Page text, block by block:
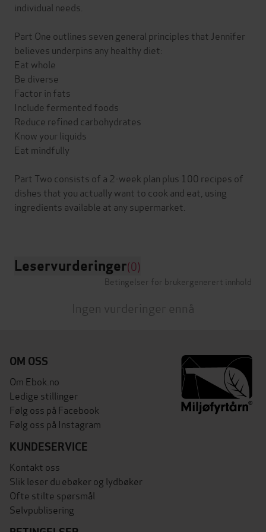
individual needs.
Part One outlines seven general principles that Jennifer
believes underpins any healthy diet:
Eat whole
Be diverse
Factor in fats
Include fermented foods
Reduce refined carbohydrates
Know your liquids
Eat mindfully
Part Two consists of a 2-week plan plus 100 recipes of
dishes that you actually want to cook and eat, using
ingredients available at any supermarket.
Leservurderinger(0)
Betingelser for brukergenerert innhold
Ingen vurderinger ennå
OM OSS
Om Ebok.no
Ledige stillinger
Følg oss på Facebook
Følg oss på Instagram
KUNDESERVICE
Kontakt oss
Slik leser du ebøker og lydbøker
Ofte stilte spørsmål
Selvpublisering